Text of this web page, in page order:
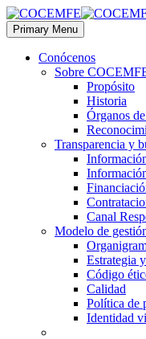
Primary Menu
Conócenos
Sobre
Propósito
Historia
Órganos
Transparencia y
Canal
Modelo de
Estrategia
Código
Calidad
Política de
Identidad